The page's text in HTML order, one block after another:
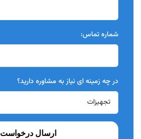
شماره تماس:
در چه زمینه ای نیاز به مشاوره دارید؟
ارسال درخواست